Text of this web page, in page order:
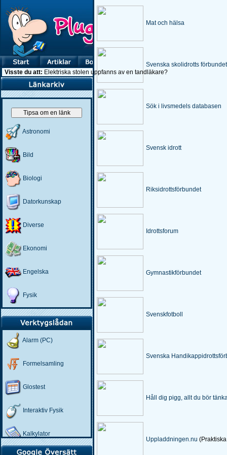
Visste du att: Elektriska stolen uppfanns av en tandläkare?
Tipsa om en länk
Astronomi
Bild
Biologi
Datorkunskap
Diverse
Ekonomi
Engelska
Fysik
Geografi
Geologi
Hemkunskap
Hemsida
Historia
Idrott och Hälsa
Alarm (PC)
Formelsamling
Glostest
Interaktiv Fysik
Kalkylator
Mat och hälsa
Svenska skolidrotts förbundet
Sök i livsmedels databasen
Svensk idrott
Riksidrottsförbundet
Idrottsforum
Gymnastikförbundet
Svenskfotboll
Svenska
Håll dig pigg, allt du bör
Uppladdningen.nu